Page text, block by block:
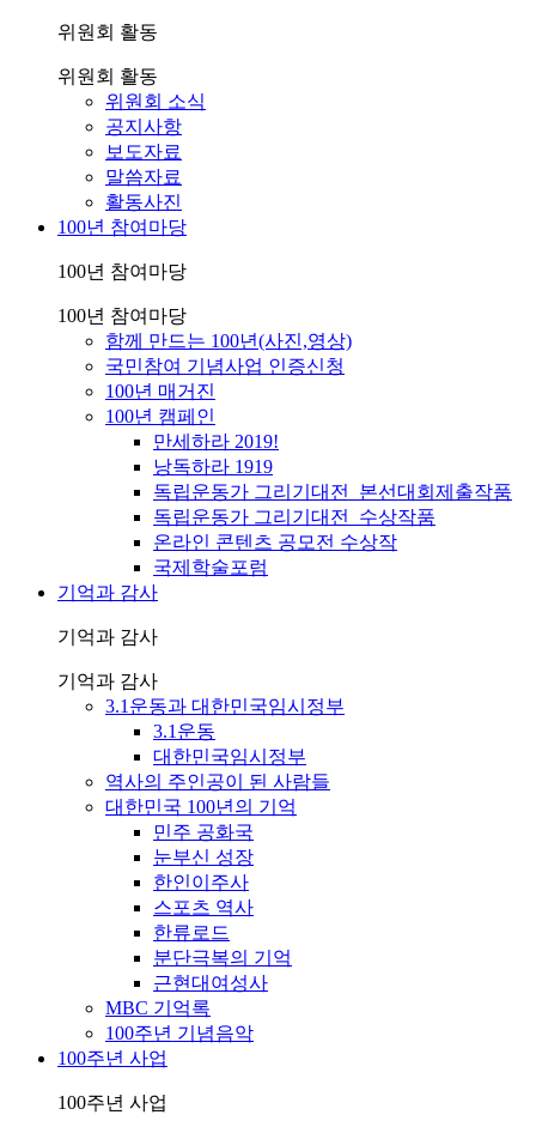
위원회 활동
위원회 활동
위원회 소식
공지사항
보도자료
말씀자료
활동사진
100년 참여마당
100년 참여마당
100년 참여마당
함께 만드는 100년(사진,영상)
국민참여 기념사업 인증신청
100년 매거진
100년 캠페인
만세하라 2019!
낭독하라 1919
독립운동가 그리기대전_본선대회제출작품
독립운동가 그리기대전_수상작품
온라인 콘텐츠 공모전 수상작
국제학술포럼
기억과 감사
기억과 감사
기억과 감사
3.1운동과 대한민국임시정부
3.1운동
대한민국임시정부
역사의 주인공이 된 사람들
대한민국 100년의 기억
민주 공화국
눈부신 성장
한인이주사
스포츠 역사
한류로드
분단극복의 기억
근현대여성사
MBC 기억록
100주년 기념음악
100주년 사업
100주년 사업